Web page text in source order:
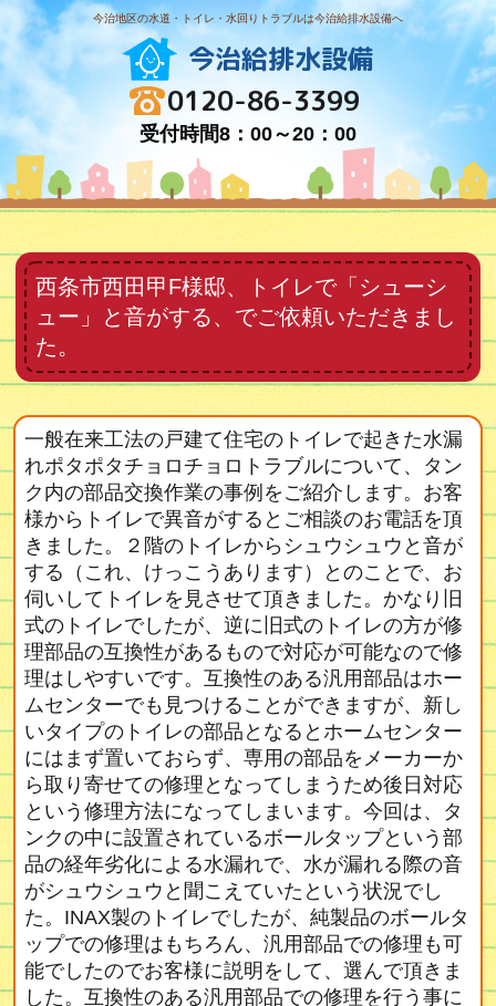
今治地区の水道・トイレ・水回りトラブルは今治給排水設備へ
今治給排水設備
0120-86-3399
受付時間8：00～20：00
西条市西田甲F様邸、トイレで「シューシ
ュー」と音がする、でご依頼いただきまし
た。
一般在来工法の戸建て住宅のトイレで起きた水漏
れポタポタチョロチョロトラブルについて、タン
ク内の部品交換作業の事例をご紹介します。お客
様からトイレで異音がするとご相談のお電話を頂
きました。２階のトイレからシュウシュウと音が
する（これ、けっこうあります）とのことで、お
伺いしてトイレを見させて頂きました。かなり旧
式のトイレでしたが、逆に旧式のトイレの方が修
理部品の互換性があるもので対応が可能なので修
理はしやすいです。互換性のある汎用部品はホー
ムセンターでも見つけることができますが、新し
いタイプのトイレの部品となるとホームセンター
にはまず置いておらず、専用の部品をメーカーか
ら取り寄せての修理となってしまうため後日対応
という修理方法になってしまいます。今回は、タ
ンクの中に設置されているボールタップという部
品の経年劣化による水漏れで、水が漏れる際の音
がシュウシュウと聞こえていたという状況でし
た。INAX製のトイレでしたが、純製品のボールタ
ップでの修理はもちろん、汎用部品での修理も可
能でしたのでお客様に説明をして、選んで頂きま
した。互換性のある汎用部品での修理を行う事に